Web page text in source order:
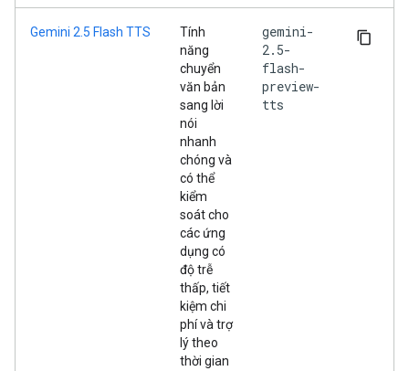
Gemini 2.5 Flash TTS
Tính
năng
chuyển
văn bản
sang lời
nói
nhanh
chóng và
có thể
kiểm
soát cho
các ứng
dụng có
độ trễ
thấp, tiết
kiệm chi
phí và trợ
lý theo
thời gian
gemini-
2.5-
flash-
preview-
tts